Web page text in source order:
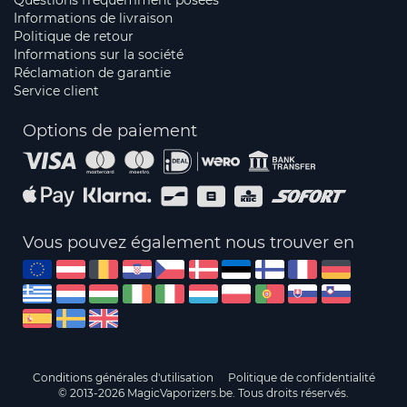
Informations de livraison
Politique de retour
Informations sur la société
Réclamation de garantie
Service client
Options de paiement
Vous pouvez également nous trouver en
Conditions générales d'utilisation
Politique de confidentialité
© 2013-2026 MagicVaporizers.be. Tous droits réservés.